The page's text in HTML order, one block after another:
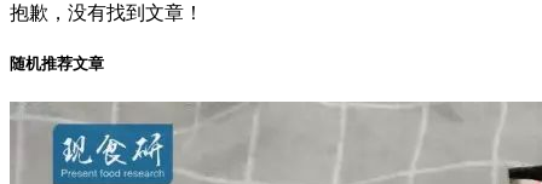
抱歉，没有找到文章！
随机推荐文章